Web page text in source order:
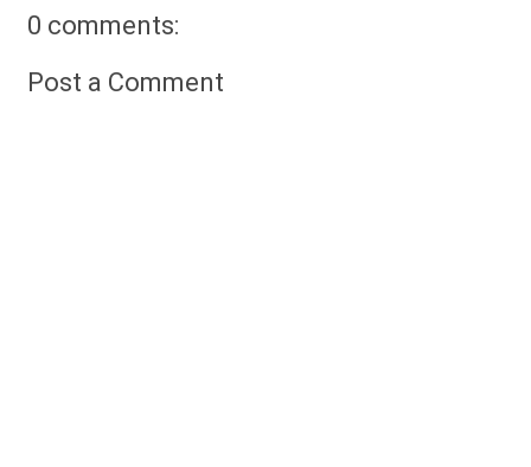
0 comments:
Post a Comment